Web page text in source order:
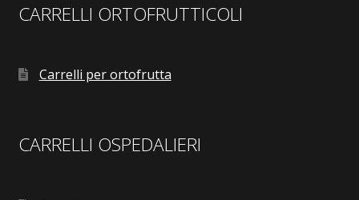
CARRELLI ORTOFRUTTICOLI
Carrelli per ortofrutta
CARRELLI OSPEDALIERI